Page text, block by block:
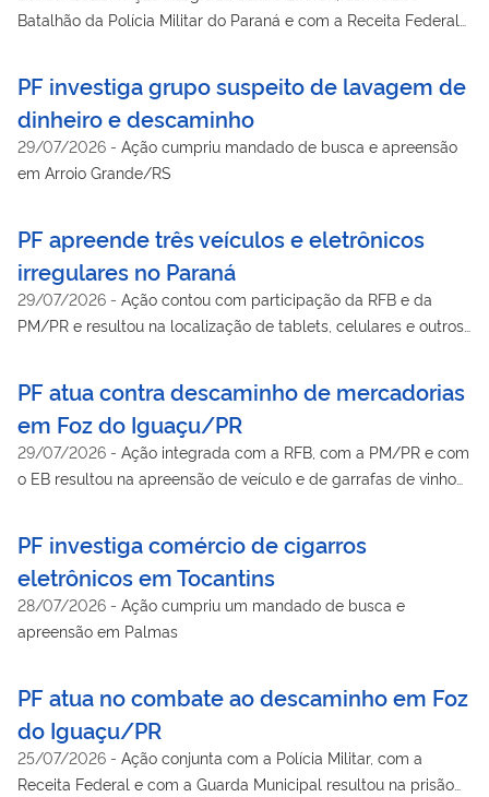
Batalhão da Polícia Militar do Paraná e com a Receita Federal
PF investiga grupo suspeito de lavagem de
dinheiro e descaminho
29/07/2026 - Ação cumpriu mandado de busca e apreensão
em Arroio Grande/RS
PF apreende três veículos e eletrônicos
irregulares no Paraná
29/07/2026 - Ação contou com participação da RFB e da
PM/PR e resultou na localização de tablets, celulares e outros
PF atua contra descaminho de mercadorias
em Foz do Iguaçu/PR
29/07/2026 - Ação integrada com a RFB, com a PM/PR e com
o EB resultou na apreensão de veículo e de garrafas de vinho
PF investiga comércio de cigarros
eletrônicos em Tocantins
28/07/2026 - Ação cumpriu um mandado de busca e
apreensão em Palmas
PF atua no combate ao descaminho em Foz
do Iguaçu/PR
25/07/2026 - Ação conjunta com a Polícia Militar, com a
Receita Federal e com a Guarda Municipal resultou na prisão